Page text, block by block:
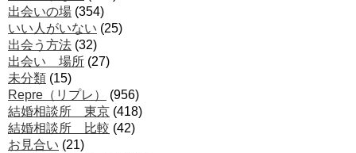
出会いの場 (354)
いい人がいない (25)
出会う方法 (32)
出会い 場所 (27)
未分類 (15)
Repre（リプレ）
(956)
結婚相談所 東京 (418)
結婚相談所 比較 (42)
お見合い (21)